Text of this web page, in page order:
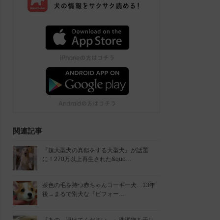
関連記事
『超大型犬の真似をする大型犬』が話題
に！270万以上再生された&quo…
茶色の毛を持つ赤ちゃんコーギー犬…13年
後→まるで別犬な『ビフォー…